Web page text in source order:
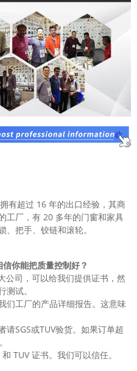
有超过 16 年的出口经验，其商
工厂，有 20 多年的门窗和家具
把手、铰链和滚轮。
你能把质量控制好？
公司，可以给我们提供证书，然
试。
们工厂的产品详细报告。这意味
SGS或TUV验货。如果订单超
TUV 证书。我们可以信任。